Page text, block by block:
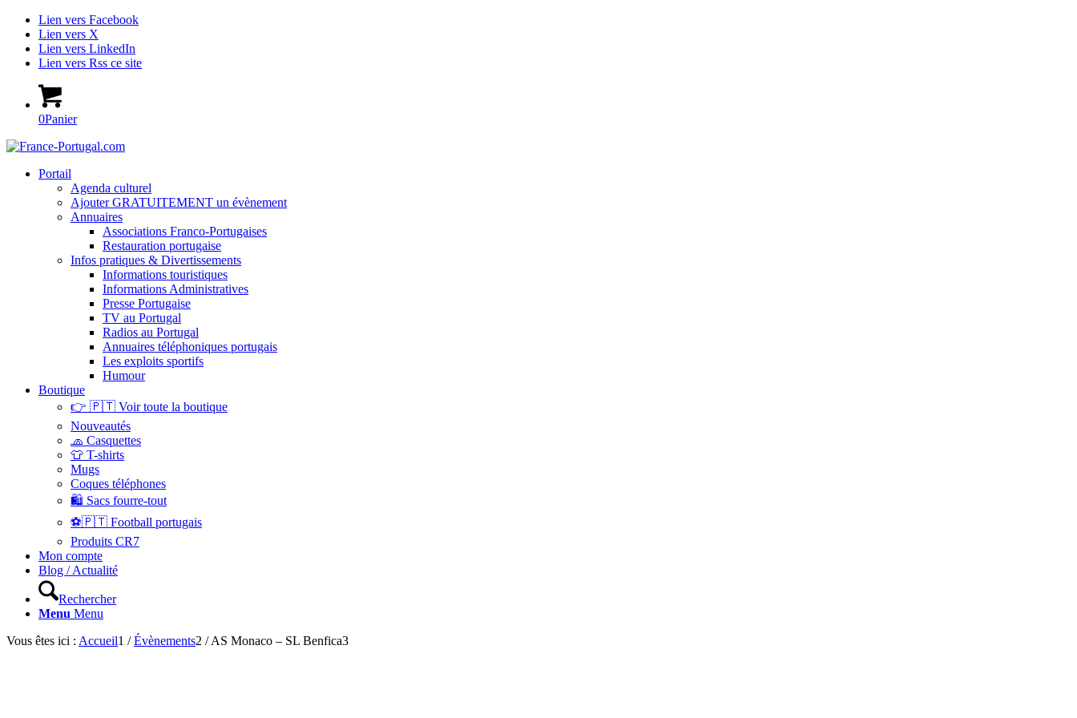
Lien vers Facebook
Lien vers X
Lien vers LinkedIn
Lien vers Rss ce site
0Panier
Portail
Agenda culturel
Ajouter GRATUITEMENT un évènement
Annuaires
Associations Franco-Portugaises
Restauration portugaise
Infos pratiques & Divertissements
Informations touristiques
Informations Administratives
Presse Portugaise
TV au Portugal
Radios au Portugal
Annuaires téléphoniques portugais
Les exploits sportifs
Humour
Boutique
👉 🇵🇹 Voir toute la boutique
Nouveautés
🧢 Casquettes
👕 T-shirts
Mugs
Coques téléphones
🛍 Sacs fourre-tout
⚽🇵🇹 Football portugais
Produits CR7
Mon compte
Blog / Actualité
Rechercher
Menu Menu
Vous êtes ici : Accueil1 / Évènements2 / AS Monaco – SL Benfica3